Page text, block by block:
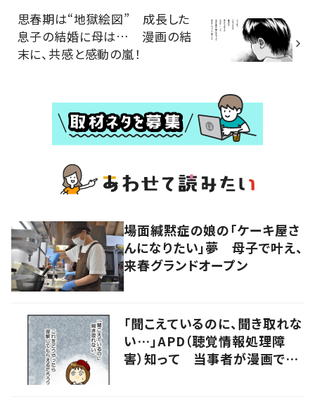
思春期は“地獄絵図” 成長した
息子の結婚に母は… 漫画の結
末に、共感と感動の嵐！
場面緘黙症の娘の「ケーキ屋さ
んになりたい」夢 母子で叶え、
来春グランドオープン
「聞こえているのに、聞き取れな
い…」APD（聴覚情報処理障
害）知って 当事者が漫画で発